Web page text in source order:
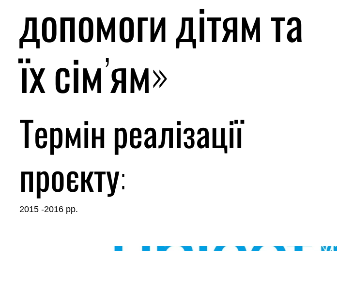
допомоги дітям та
їх сім’ям»
Термін реалізації
проєкту:
2015 -2016 рр.